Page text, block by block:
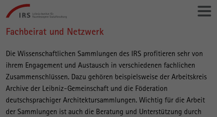
Gehe
direkt
zu:
Leibniz-
Institut
für
Sozialforschung
Fachbeirat und Netzwerk
Die Wissenschaftlichen Sammlungen des IRS profitieren sehr von
ihrem Engagement und Austausch in verschiedenen fachlichen
Zusammenschlüssen. Dazu gehören beispielsweise der Arbeitskreis
Archive der Leibniz-Gemeinschaft und die Föderation
deutschsprachiger Architektursammlungen. Wichtig für die Arbeit
der Sammlungen ist auch die Beratung und Unterstützung durch